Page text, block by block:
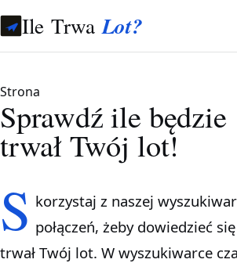
Ile TrwaLot?
Strona
Sprawdź ile będzie
trwał Twój lot!
S korzystaj z naszej
połączeń, żeby dowiedzieć
trwał Twój lot. W wyszukiwarce